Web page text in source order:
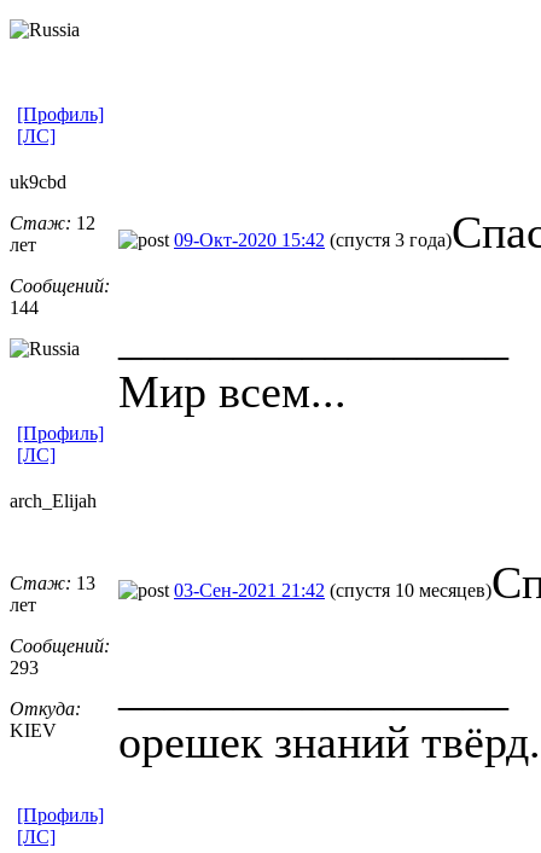
[Профиль]
[ЛС]
uk9cbd
Стаж: 12
лет
Сообщений:
144
09-Окт-2020 15:42 (спустя 3 года)
Мир всем...
[Профиль]
[ЛС]
arch_Elijah
Стаж: 13
лет
Сообщений:
293
Откуда:
KIEV
03-Сен-2021 21:42 (спустя 10 месяцев)
орешек знаний
[Профиль]
[ЛС]